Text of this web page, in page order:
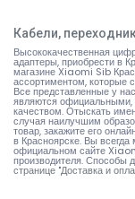
Кабели,
Высококачественная
адаптеры, приобрести в
магазине Xiaomi Sib
ассортиментом, которые
Все представленные у
являются
качеством. Отыскать
случая наилучшим
товар, закажите его
в Красноярске. Вы всегда
официальном сайте
производителя. Способы
странице "Доставка и